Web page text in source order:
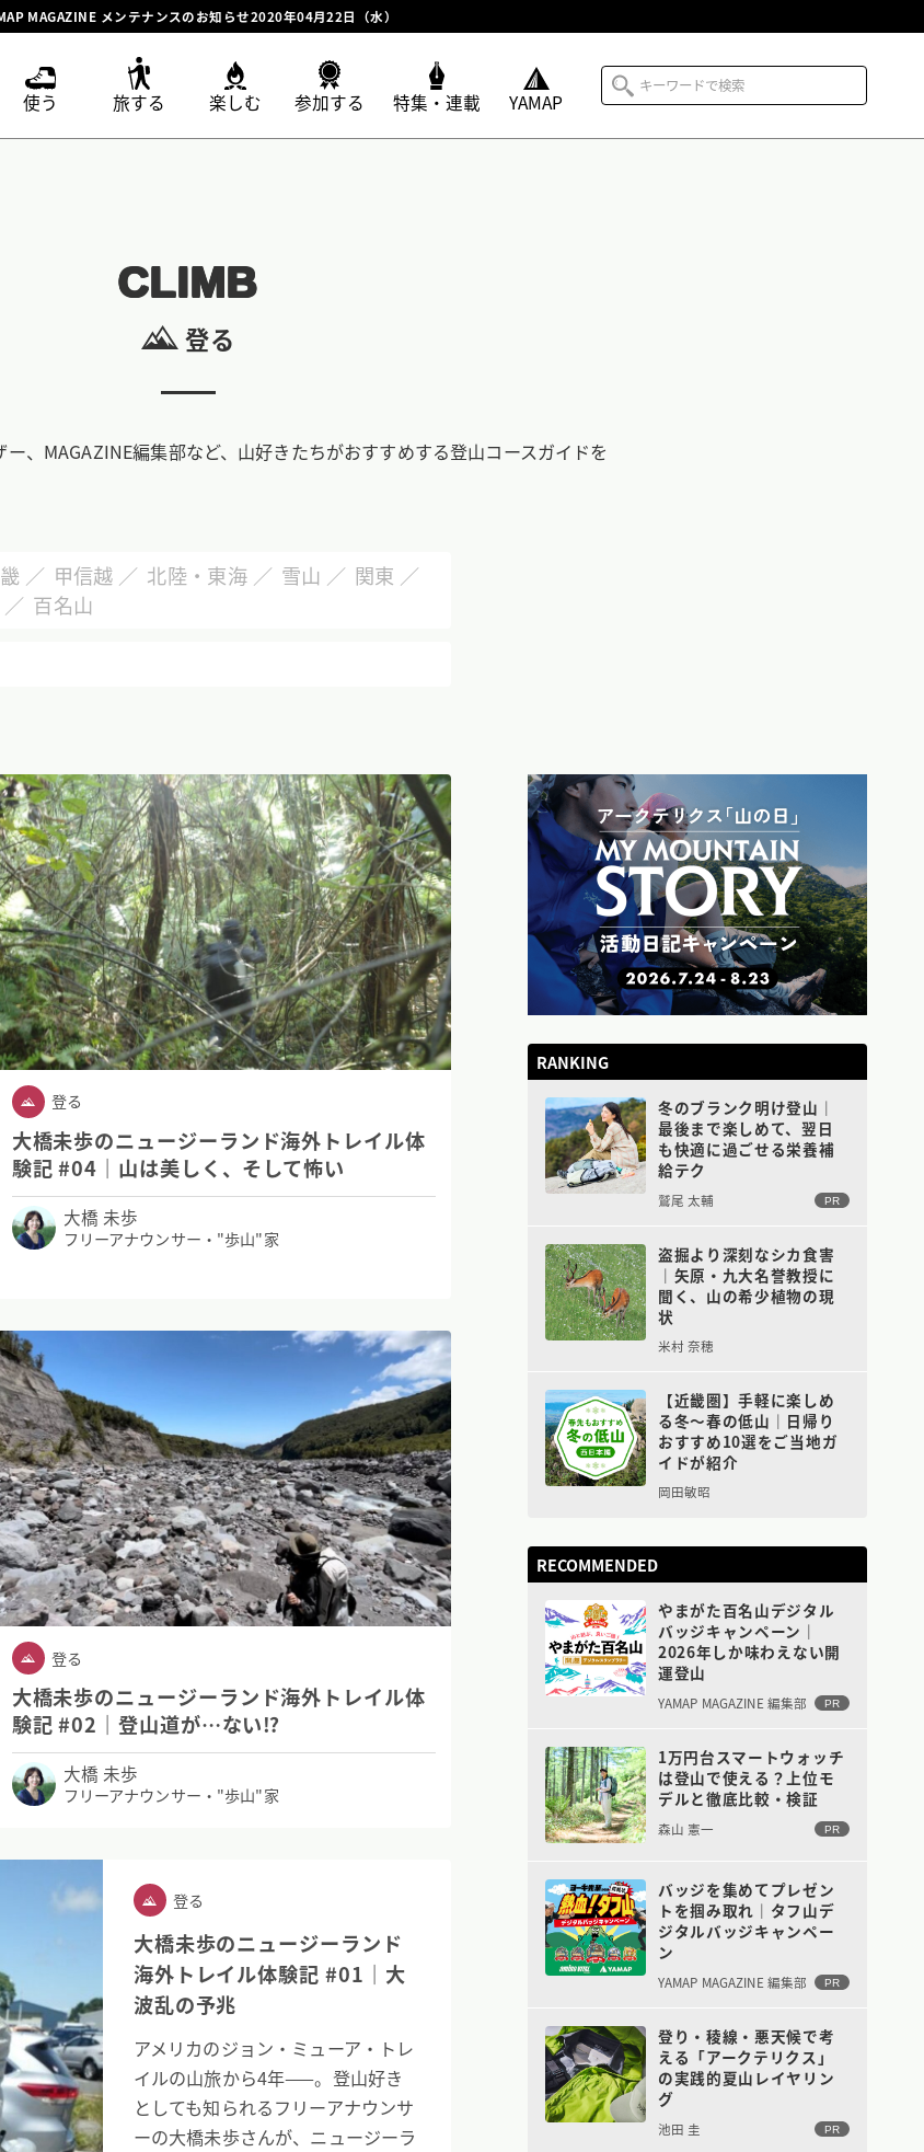
MAGAZINE メンテナンスのお知らせ2020年04月22日（水）
使う 旅する 楽しむ 参加する 特集・連載 YAMAP
CLIMB
登る
、MAGAZINE編集部など、山好きたちがおすすめする登山コースガイドを
甲信越 北陸・東海 雪山
関東
百名山
登る
大橋未歩のニュージーランド海外トレイル体
験記 #04｜山は美しく、そして怖い
大橋 未歩
フリーアナウンサー・"歩山"家
登る
大橋未歩のニュージーランド海外トレイル体
験記 #02｜登山道が…ない⁉
大橋 未歩
フリーアナウンサー・"歩山"家
登る
大橋未歩のニュージーランド
海外トレイル体験記 #01｜大
波乱の予兆
アメリカのジョン・ミューア・トレ
イルの山旅から4年——。登山好き
としても知られるフリーアナウンサ
ーの大橋未歩さんが、ニュージーラ
RANKING
冬のブランク明け登山｜
最後まで楽しめて、翌日
も快適に過ごせる栄養補
給テク
鷲尾 太輔 PR
盗掘より深刻なシカ食害
｜矢原・九大名誉教授に
聞く、山の希少植物の現
状
米村 奈穂
【近畿圏】手軽に楽しめ
る冬〜春の低山｜日帰り
おすすめ10選をご当地ガ
イドが紹介
岡田敏昭
RECOMMENDED
やまがた百名山デジタル
バッジキャンペーン｜
2026年しか味わえない開
運登山
YAMAP MAGAZINE 編集部 PR
1万円台スマートウォッチ
は登山で使える？上位モ
デルと徹底比較・検証
森山 憲一 PR
バッジを集めてプレゼン
トを掴み取れ｜タフ山デ
ジタルバッジキャンペー
ン
YAMAP MAGAZINE 編集部 PR
登り・稜線・悪天候で考
える「アークテリクス」
の実践的夏山レイヤリン
グ
池田 圭 PR